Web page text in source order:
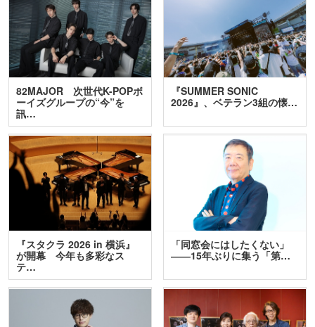
82MAJOR 次世代K-POPボ
ーイズグループの“今”を
訊…
『SUMMER SONIC
2026』、ベテラン3組の懐…
『スタクラ 2026 in 横浜』
が開幕 今年も多彩なス
テ…
「同窓会にはしたくない」
――15年ぶりに集う「第…